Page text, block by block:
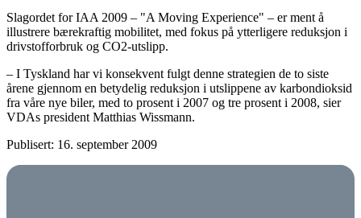
Slagordet for IAA 2009 – "A Moving Experience" – er ment å
illustrere bærekraftig mobilitet, med fokus på ytterligere reduksjon i
drivstofforbruk og CO2-utslipp.
– I Tyskland har vi konsekvent fulgt denne strategien de to siste
årene gjennom en betydelig reduksjon i utslippene av karbondioksid
fra våre nye biler, med to prosent i 2007 og tre prosent i 2008, sier
VDAs president Matthias Wissmann.
Publisert: 16. september 2009